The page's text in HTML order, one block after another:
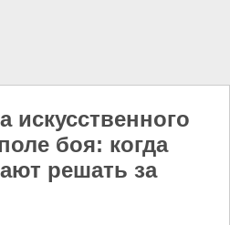
искусственного
боя: когда
решать за